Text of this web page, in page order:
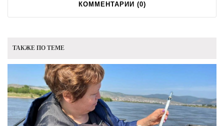
КОММЕНТАРИИ (0)
ТАКЖЕ ПО ТЕМЕ